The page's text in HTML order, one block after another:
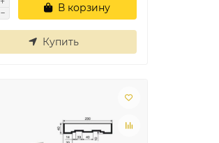
В корзину
Купить